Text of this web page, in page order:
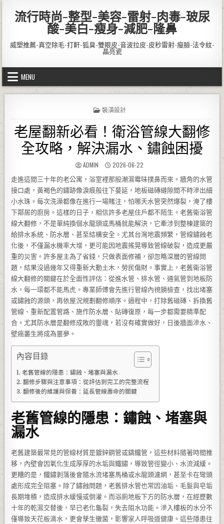
流行時尚-整型-美容-雷射-肉毒-玻尿
酸-美白-瘦身-減肥-隆鼻
威塑推薦-真空除毛-打鼾-狐臭-雙眼皮-音波拉皮-皮秒雷射-瘦臉-法令紋-
晶亮瓷
MENU
POSTED IN
裝潢設計
老屋翻新必看！衛浴管線大翻修
全攻略，解決漏水、鏽蝕困擾
AUTHOR:
ADMIN PUBLISHED DATE:
2026-06-22
走進這間三十年的老公寓，浴室裡那股潮濕霉味撲鼻而來。牆角的水管
接口處，黃褐色的鏽跡像淚痕般往下蔓延，地板磁磚縫隙間不時滲出細
小水珠。每次洗澡都像在進行一場賭注，怕哪天水管突然爆裂，淹了樓
下鄰居的廚房。這樣的日子，相信許多老屋住戶都不陌生。老舊衛浴管
線大翻修，不是單純換個水龍頭或馬桶就能解決，它牽涉到整棟建築的
給排水系統、防水層、甚至結構安全。尤其台灣地震頻繁，管線鏽蝕老
化後，不僅漏水機率大增，更可能因地震搖晃導致管線破裂，造成更嚴
重的災害。許多屋主為了省錢，只做表面修補，卻忽略深層的管線問
題，結果沒過幾年又得重新大動土木，勞民傷財。事實上，老舊衛浴管
線大翻修的關鍵在於全面性評估：從進水管、排水管、通氣管到地板防
水，每一環都不能馬虎。專業師傅會先進行管線內視鏡檢查，找出堵塞
或鏽蝕的源頭，再依屋況規劃翻修順序。過程中，打除舊磁磚、拆換舊
管線、重新配置管路、施作防水層、貼磚復原，每一步都需要精準配
合。尤其防水層是翻修成敗的靈魂，若沒有確實做好，日後牆面滲水、
壁癌叢生將成為噩夢。
內容目錄
老舊管線的隱患：鏽蝕、堵塞與漏水
翻修步驟與注意事項：從評估到完工的完整流程
翻修後的維護與保養：延長管線壽命的關鍵
老舊管線的隱患：鏽蝕、堵塞與
漏水
老舊建築最常見的管線材質是鍍鋅鋼管或鑄鐵管，這些材料隨著時間推
移，內壁會因氧化生成厚厚的水垢與鐵鏽，導致管徑變小、水流減緩。
更糟的是，鐵鏽剝落後會隨水流堵塞馬桶或水龍頭濾網，甚至卡在彎頭
處形成完全阻塞。除了鏽蝕問題，老舊排水管也常因油垢、毛髮與皂垢
長期堆積，造成排水緩慢或倒灌。而浴廁地板下方的防水層，在經歷數
十年的乾濕交替後，早已老化龜裂，失去阻水功能。滲入樓板的水分不
僅導致天花板滴水，更會孳生黴菌，影響家人呼吸道健康。這些隱患往